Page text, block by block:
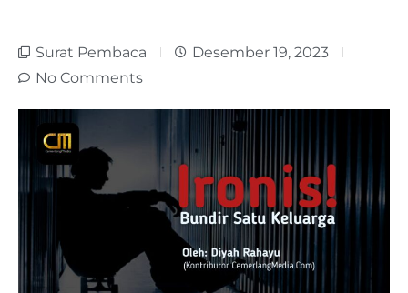
Surat Pembaca
Desember 19, 2023
No Comments